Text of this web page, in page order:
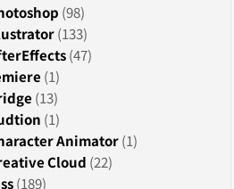
(98)
(133)
(47)
(1)
(13)
(1)
Animator(1)
Cloud (22)
(189)